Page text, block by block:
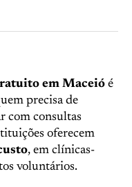
em Maceió é
precisa de
com consultas
oferecem
, em clínicas-
voluntários.